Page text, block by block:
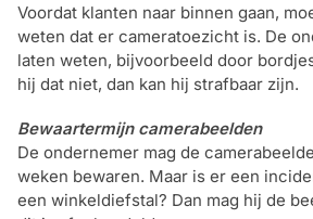
Voordat klanten naar binnen gaan,
weten dat er cameratoezicht is. De
laten weten, bijvoorbeeld door
hij dat niet, dan kan hij strafbaar zijn.
Bewaartermijn camerabeelden
De ondernemer mag de
weken bewaren. Maar is er een
een winkeldiefstal? Dan mag hij de